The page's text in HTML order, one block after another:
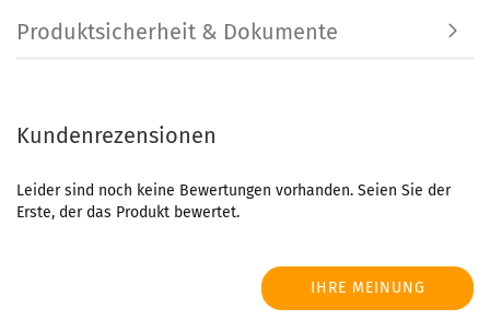
Produktsicherheit & Dokumente
Kundenrezensionen
Leider sind noch keine Bewertungen vorhanden. Seien Sie der
Erste, der das Produkt bewertet.
IHRE MEINUNG